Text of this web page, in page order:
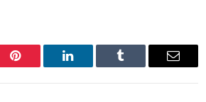
Pinterest LinkedIn Tumblr Email